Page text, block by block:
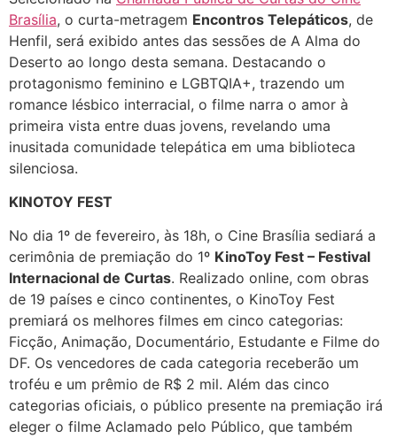
Brasília, o curta-metragem Encontros Telepáticos, de
Henfil, será exibido antes das sessões de A Alma do
Deserto ao longo desta semana. Destacando o
protagonismo feminino e LGBTQIA+, trazendo um
romance lésbico interracial, o filme narra o amor à
primeira vista entre duas jovens, revelando uma
inusitada comunidade telepática em uma biblioteca
silenciosa.
KINOTOY FEST
No dia 1º de fevereiro, às 18h, o Cine Brasília sediará a
cerimônia de premiação do 1º KinoToy Fest – Festival
Internacional de Curtas. Realizado online, com obras
de 19 países e cinco continentes, o KinoToy Fest
premiará os melhores filmes em cinco categorias:
Ficção, Animação, Documentário, Estudante e Filme do
DF. Os vencedores de cada categoria receberão um
troféu e um prêmio de R$ 2 mil. Além das cinco
categorias oficiais, o público presente na premiação irá
eleger o filme Aclamado pelo Público, que também